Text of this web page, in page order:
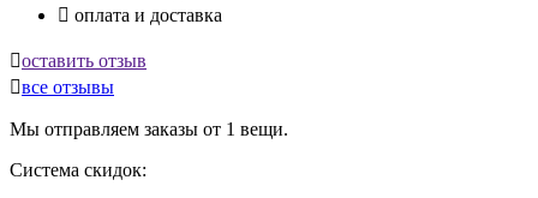
 оплата и доставка
оставить отзыв
все отзывы
Мы отправляем заказы от 1 вещи.
Система скидок: